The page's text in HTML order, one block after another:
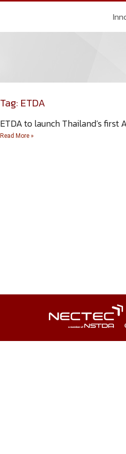
Tag: ETDA
ETDA to launch Thailand’s first
Read More »